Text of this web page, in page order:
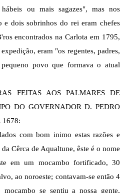
ou mais sagazes", mas nos
e dois sobrinhos do rei eram chefes
encontrados na Carlota em 1795,
eram "os regentes, padres,
povo que formava o atual
FEITAS AOS PALMARES DE
DO GOVERNADOR D. PEDRO
1678:
com bom inimo estas razões e
Cêrca de Aqualtune, êste é o nome
em um mocambo fortificado, 30
ao noroeste; contavam-se então 4
se sentiu a nossa gente,